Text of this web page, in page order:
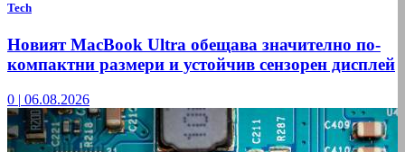
Tech
Новият MacBook Ultra обещава значително по-
компактни размери и устойчив сензорен дисплей
0 | 06.08.2026